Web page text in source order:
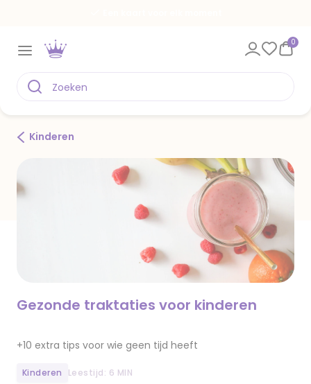
0
Kinderen
Gezonde traktaties voor kinderen
+10 extra tips voor wie geen tijd heeft
Kinderen Leestijd: 6 MIN